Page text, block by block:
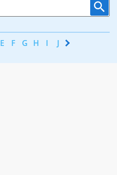
E F G H I J K